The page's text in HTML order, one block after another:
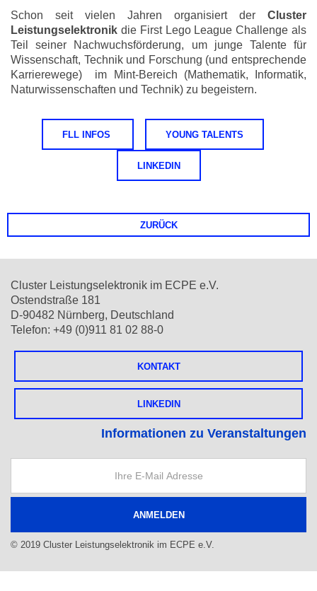
Schon seit vielen Jahren organisiert der Cluster
Leistungselektronik die First Lego League Challenge als
Teil seiner Nachwuchsförderung, um junge Talente für
Wissenschaft, Technik und Forschung (und entsprechende
Karrierewege) im Mint-Bereich (Mathematik, Informatik,
Naturwissenschaften und Technik) zu begeistern.
FLL INFOS YOUNG TALENTS
LINKEDIN
ZURÜCK
Cluster Leistungselektronik im ECPE e.V.
Ostendstraße 181
D-90482 Nürnberg, Deutschland
Telefon: +49 (0)911 81 02 88-0
KONTAKT
LINKEDIN
Informationen zu Veranstaltungen
© 2019 Cluster Leistungselektronik im ECPE e.V.